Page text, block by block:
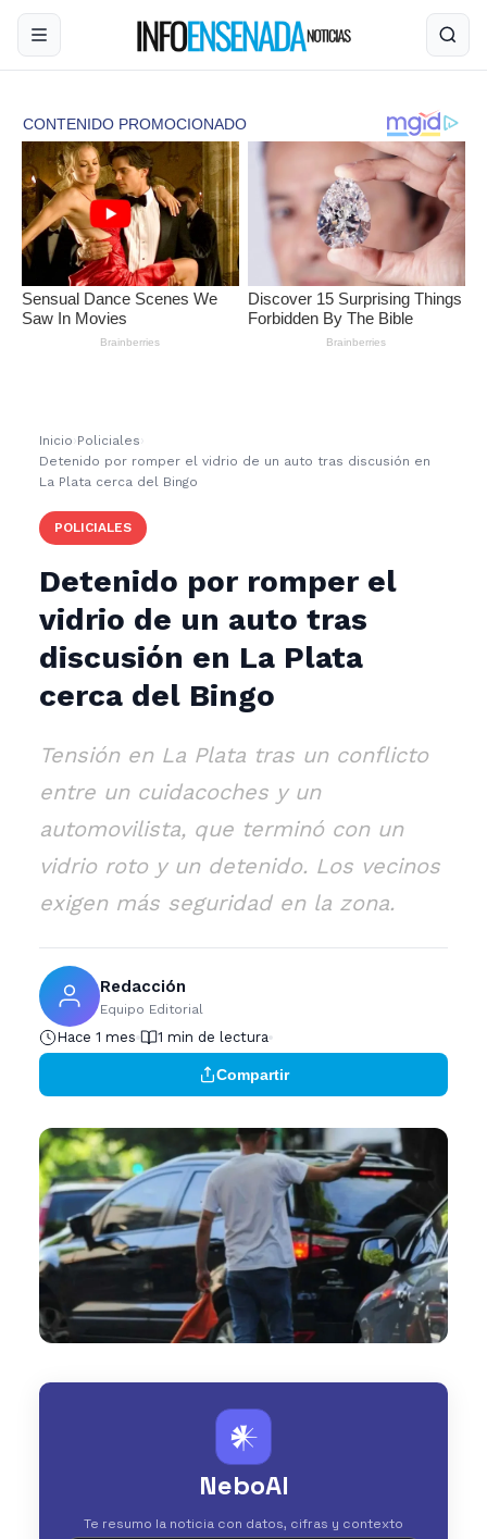
Inicio ›Policiales ›
Detenido por romper el vidrio de un auto tras discusión en
La Plata cerca del Bingo
POLICIALES
Detenido por romper el
vidrio de un auto tras
discusión en La Plata
cerca del Bingo
Tensión en La Plata tras un conflicto
entre un cuidacoches y un
automovilista, que terminó con un
vidrio roto y un detenido. Los vecinos
exigen más seguridad en la zona.
Redacción
Equipo Editorial
Hace 1 mes 1 min de lectura
Compartir
𒀭
NeboAI
Te resumo la noticia con datos, cifras y contexto